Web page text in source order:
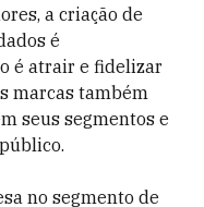
a criação de
é
é atrair e fidelizar
marcas também
seus segmentos e
no segmento de